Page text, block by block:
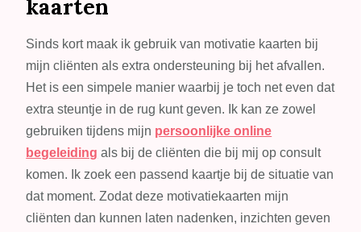
kaarten
Sinds kort maak ik gebruik van motivatie kaarten bij
mijn cliënten als extra ondersteuning bij het afvallen.
Het is een simpele manier waarbij je toch net even dat
extra steuntje in de rug kunt geven. Ik kan ze zowel
gebruiken tijdens mijn persoonlijke online
begeleiding als bij de cliënten die bij mij op consult
komen. Ik zoek een passend kaartje bij de situatie van
dat moment. Zodat deze motivatiekaarten mijn
cliënten dan kunnen laten nadenken, inzichten geven